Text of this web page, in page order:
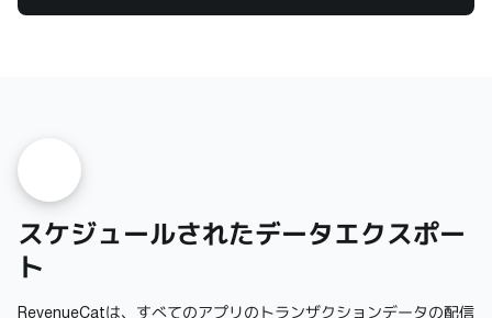
スケジュールされたデータエクスポー
ト
RevenueCatは、すべてのアプリのトランザクションデータの配信